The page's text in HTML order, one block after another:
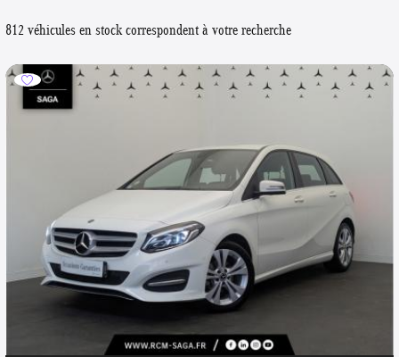
812 véhicules en stock correspondent à votre recherche